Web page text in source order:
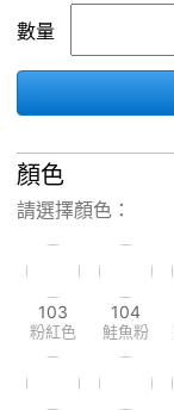
數量
顏色
請選擇顏色：
103
粉紅色
104
鮭魚粉